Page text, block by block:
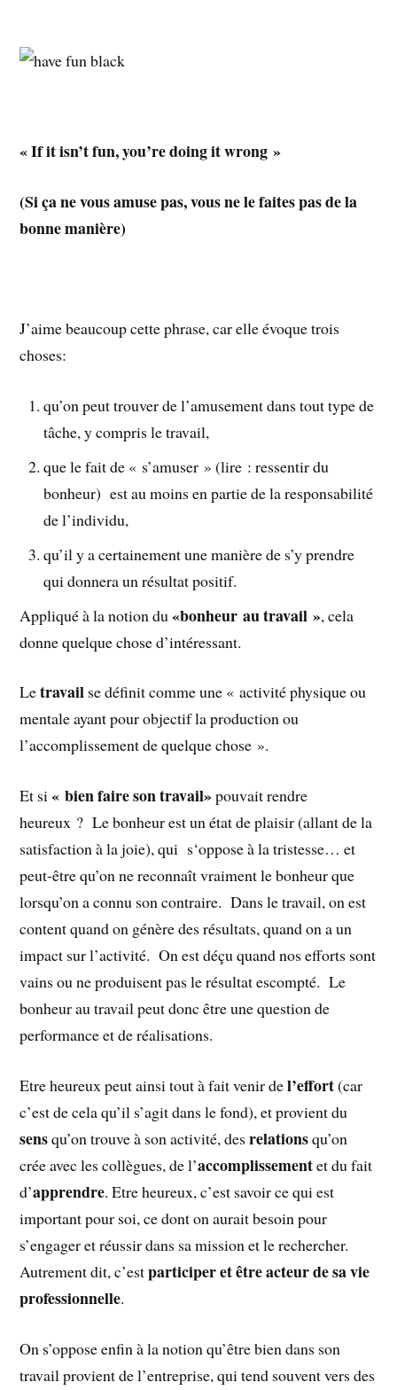
« If it isn’t fun, you’re doing it wrong »
(Si ça ne vous amuse pas, vous ne le faites pas de la
bonne manière)
J’aime beaucoup cette phrase, car elle évoque trois
choses:
qu’on peut trouver de l’amusement dans tout type de
tâche, y compris le travail,
que le fait de « s’amuser » (lire : ressentir du
bonheur) est au moins en partie de la responsabilité
de l’individu,
qu’il y a certainement une manière de s’y prendre
qui donnera un résultat positif.
Appliqué à la notion du«bonheur au travail », cela
donne quelque chose d’intéressant.
Letravail se définit comme une « activité physique ou
mentale ayant pour objectif la production ou
l’accomplissement de quelque chose ».
Et si« bien faire son travail»pouvait rendre
heureux ? Le bonheur est un état de plaisir (allant de la
satisfaction à la joie), qui s‘oppose à la tristesse… et
peut-être qu’on ne reconnaît vraiment le bonheur que
lorsqu’on a connu son contraire. Dans le travail, on est
content quand on génère des résultats, quand on a un
impact sur l’activité. On est déçu quand nos efforts sont
vains ou ne produisent pas le résultat escompté. Le
bonheur au travail peut donc être une question de
performance et de réalisations.
Etre heureux peut ainsi tout à fait venir del’effort(car
c’est de cela qu’il s’agit dans le fond), et provient du
sensqu’on trouve à son activité, desrelationsqu’on
crée avec les collègues, de l’accomplissementet du fait
d’apprendre. Etre heureux, c’est savoir ce qui est
important pour soi, ce dont on aurait besoin pour
s’engager et réussir dans sa mission et le rechercher.
Autrement dit, c’estparticiper et être acteur de sa vie
professionnelle.
On s’oppose enfin à la notion qu’être bien dans son
travail provient de l’entreprise, qui tend souvent vers des